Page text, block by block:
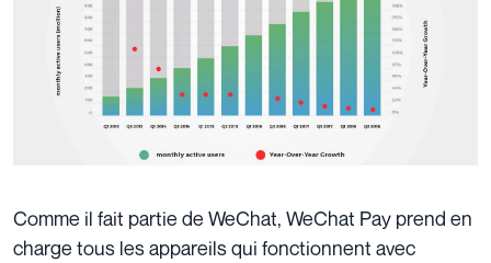
Comme il fait partie de WeChat, WeChat Pay prend en
charge tous les appareils qui fonctionnent avec